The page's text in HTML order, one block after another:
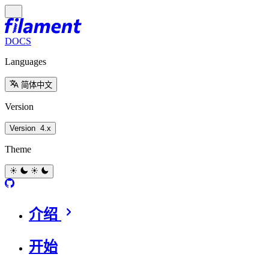
DOCS
Languages
简体中文
Version
Version 4.x
Theme
介绍
开始